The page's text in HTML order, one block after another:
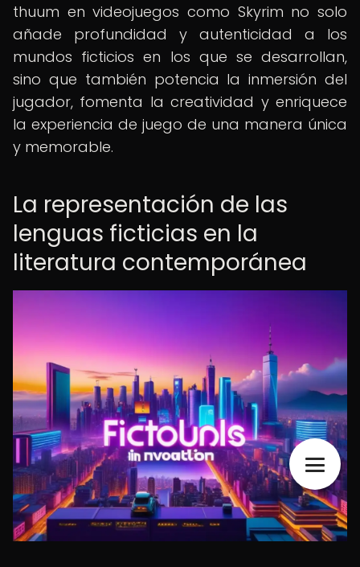
thuum en videojuegos como Skyrim no solo
añade profundidad y autenticidad a los
mundos ficticios en los que se desarrollan,
sino que también potencia la inmersión del
jugador, fomenta la creatividad y enriquece
la experiencia de juego de una manera única
y memorable.
La representación de las
lenguas ficticias en la
literatura contemporánea